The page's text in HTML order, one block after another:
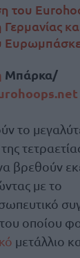
του
Μπάρκα/
το
βρεθούν
με το
οποίου
μετάλλιο